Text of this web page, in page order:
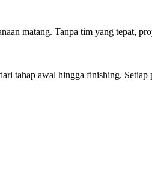
matang. Tanpa tim yang tepat,
tahap awal hingga finishing.